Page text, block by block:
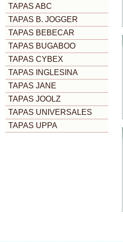
TAPAS ABC
TAPAS B. JOGGER
TAPAS BEBECAR
TAPAS BUGABOO
TAPAS CYBEX
TAPAS INGLESINA
TAPAS JANE
TAPAS JOOLZ
TAPAS UNIVERSALES
TAPAS UPPA